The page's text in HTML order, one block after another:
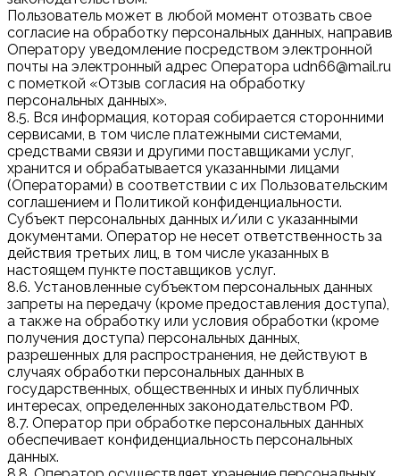
Пользователь может в любой момент отозвать свое
согласие на обработку персональных данных, направив
Оператору уведомление посредством электронной
почты на электронный адрес Оператора udn66@mail.ru
с пометкой «Отзыв согласия на обработку
персональных данных».
8.5. Вся информация, которая собирается сторонними
сервисами, в том числе платежными системами,
средствами связи и другими поставщиками услуг,
хранится и обрабатывается указанными лицами
(Операторами) в соответствии с их Пользовательским
соглашением и Политикой конфиденциальности.
Субъект персональных данных и/или с указанными
документами. Оператор не несет ответственность за
действия третьих лиц, в том числе указанных в
настоящем пункте поставщиков услуг.
8.6. Установленные субъектом персональных данных
запреты на передачу (кроме предоставления доступа),
а также на обработку или условия обработки (кроме
получения доступа) персональных данных,
разрешенных для распространения, не действуют в
случаях обработки персональных данных в
государственных, общественных и иных публичных
интересах, определенных законодательством РФ.
8.7. Оператор при обработке персональных данных
обеспечивает конфиденциальность персональных
данных.